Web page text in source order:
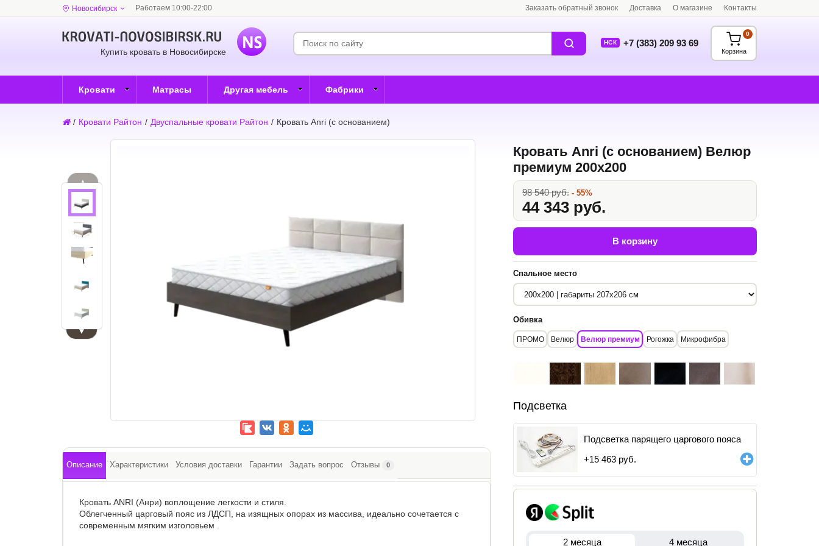
Новосибирск Работаем 10:00-22:00 Заказать обратный звонок Доставка О магазине Контакты
Купить кровать в Новосибирске
НСК +7 (383) 209 93 69
Корзина
0
Кровати Матрасы Другая мебель Фабрики
/ Кровати Райтон / Двуспальные кровати Райтон / Кровать Anri (с основанием)
▲
▼
Кровать Anri (с основанием) Велюр
премиум 200x200
98 540 руб. - 55%
44 343 руб.
В корзину
Спальное место
Обивка
ПРОМО Велюр Велюр премиум Рогожка Микрофибра
Подсветка
Подсветка парящего царгового пояса
+15 463 руб.
2 месяца 4 месяца
Описание Характеристики Условия доставки Гарантии Задать вопрос Отзывы 0
Кровать ANRI (Анри) воплощение легкости и стиля.
Облегченный царговый пояс из ЛДСП, на изящных опорах из массива, идеально сочетается с
современным мягким изголовьем .